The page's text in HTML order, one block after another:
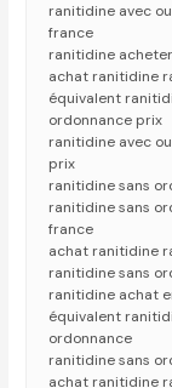
ranitidine avec
france
ranitidine
achat ranitidine
équivalent
ordonnance prix
ranitidine avec
prix
ranitidine sans
ranitidine sans
france
achat ranitidine
ranitidine sans
ranitidine achat
équivalent
ordonnance
ranitidine sans
achat ranitidine